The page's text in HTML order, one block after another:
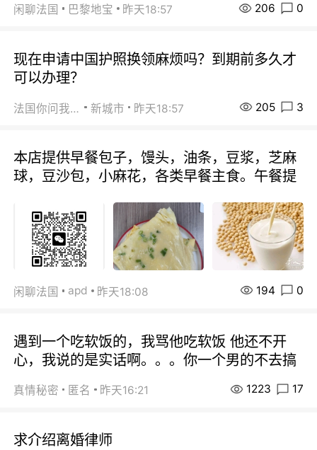
闲聊法国 巴黎地宝 昨天18:57 206 0
现在申请中国护照换领麻烦吗？到期前多久才
可以办理？
法国你问我答 新城市 昨天18:57 205 3
本店提供早餐包子，馒头，油条，豆浆，芝麻
球，豆沙包，小麻花，各类早餐主食。午餐提
闲聊法国 apd 昨天18:08 194 0
遇到一个吃软饭的，我骂他吃软饭 他还不开
心，我说的是实话啊。。。你一个男的不去搞
真情秘密 匿名 昨天16:21 1223 17
求介绍离婚律师